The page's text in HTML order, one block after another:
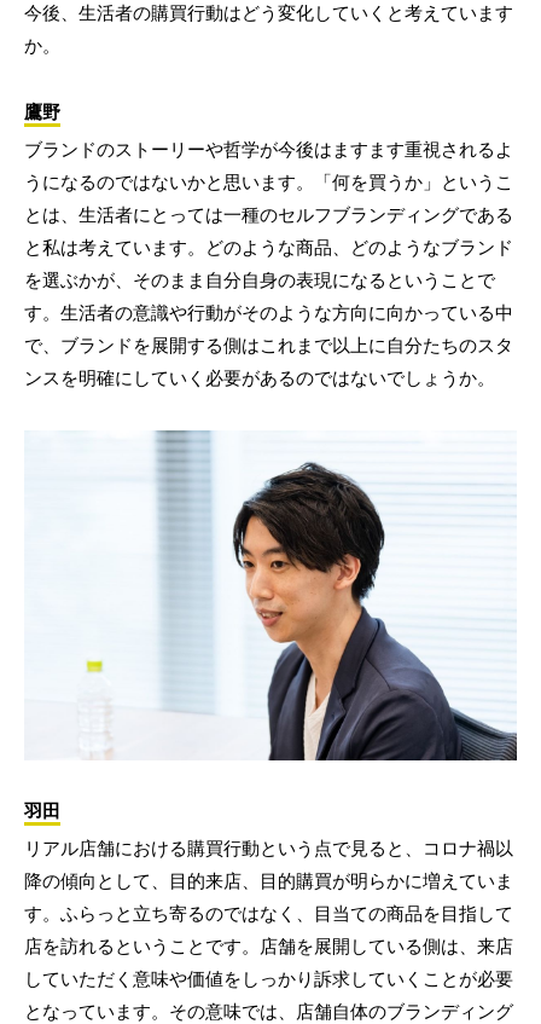
今後、生活者の購買行動はどう変化していくと考えています
か。
鷹野
ブランドのストーリーや哲学が今後はますます重視されるよ
うになるのではないかと思います。「何を買うか」というこ
とは、生活者にとっては一種のセルフブランディングである
と私は考えています。どのような商品、どのようなブランド
を選ぶかが、そのまま自分自身の表現になるということで
す。生活者の意識や行動がそのような方向に向かっている中
で、ブランドを展開する側はこれまで以上に自分たちのスタ
ンスを明確にしていく必要があるのではないでしょうか。
羽田
リアル店舗における購買行動という点で見ると、コロナ禍以
降の傾向として、目的来店、目的購買が明らかに増えていま
す。ふらっと立ち寄るのではなく、目当ての商品を目指して
店を訪れるということです。店舗を展開している側は、来店
していただく意味や価値をしっかり訴求していくことが必要
となっています。その意味では、店舗自体のブランディング